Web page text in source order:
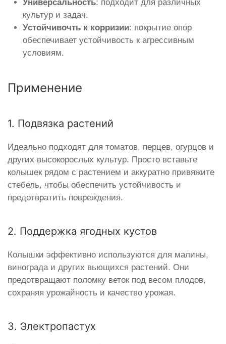
Универсальность: подходит для различных
культур и задач.
Устойчивочть к корризии: покрытие опор
обеспечивает устойчивость к агрессивным
условиям.
Применение
1. Подвязка растений
Идеально подходят для томатов, перцев, огурцов и
других высокорослых культур. Просто вставьте
колышек рядом с растением и аккуратно привяжите
стебель, чтобы обеспечить устойчивость и
предотвратить повреждения.
2. Поддержка ягодных кустов
Колышки эффективно используются для малины,
винограда и других вьющихся растений. Они
предотвращают поломку веток под весом плодов,
сохраняя урожайность и качество урожая.
3. Электропастух